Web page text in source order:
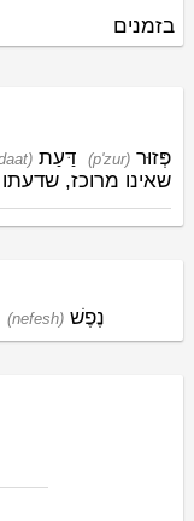
בזמנים
(p'zur) פְּזוּר דַּעַת
שאינו מרוכז,
(nefesh) נֶפֶשׁ